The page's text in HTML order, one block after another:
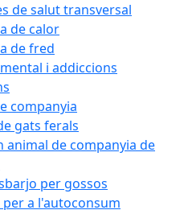
de salut transversal
de calor
de fred
i addiccions
companyia
gats ferals
animal de companyia de
per gossos
per a l'autoconsum